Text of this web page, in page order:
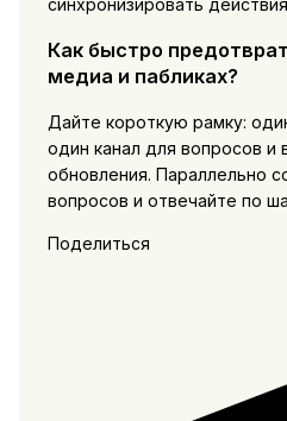
синхронизировать
Как быстро
медиа и пабликах?
Дайте короткую рамку:
один канал для вопросов
обновления. Параллельно
вопросов и отвечайте по
Поделиться